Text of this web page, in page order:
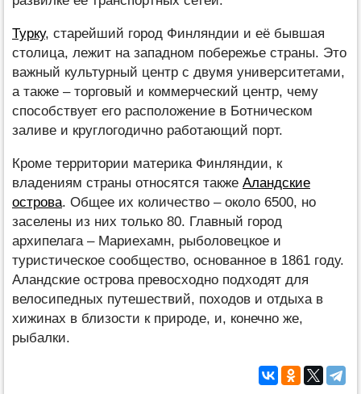
Турку, старейший город Финляндии и её бывшая
столица, лежит на западном побережье страны. Это
важный культурный центр с двумя университетами,
а также – торговый и коммерческий центр, чему
способствует его расположение в Ботническом
заливе и круглогодично работающий порт.
Кроме территории материка Финляндии, к
владениям страны относятся также Аландские
острова. Общее их количество – около 6500, но
заселены из них только 80. Главный город
архипелага – Мариехамн, рыболовецкое и
туристическое сообщество, основанное в 1861 году.
Аландские острова превосходно подходят для
велосипедных путешествий, походов и отдыха в
хижинах в близости к природе, и, конечно же,
рыбалки.